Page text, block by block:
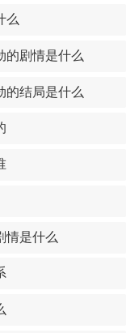
么
的剧情是什么
的结局是什么
情是什么